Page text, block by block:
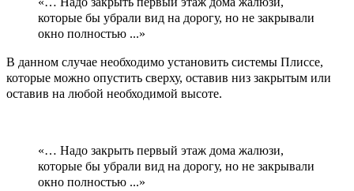
которые бы убрали вид на дорогу, но не закрывали
окно полностью ...»
В данном случае необходимо установить системы Плиссе,
которые можно опустить сверху, оставив низ закрытым или
оставив на любой необходимой высоте.
«… Надо закрыть первый этаж дома жалюзи,
которые бы убрали вид на дорогу, но не закрывали
окно полностью ...»